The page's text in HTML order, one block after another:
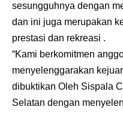
sesungguhnya dengan
dan ini juga merupakan
prestasi dan rekreasi .
“Kami berkomitmen
menyelenggarakan
dibuktikan Oleh Sispala
Selatan dengan